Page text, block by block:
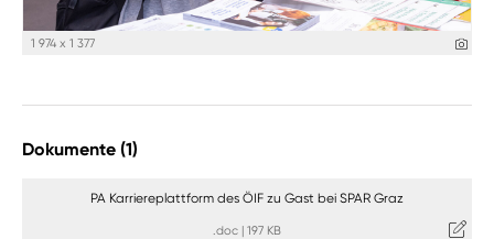
1 974 x 1 377
Dokumente (1)
PA Karriereplattform des ÖIF zu Gast bei SPAR Graz
.doc | 197 KB